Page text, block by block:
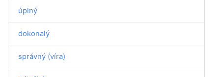
úplný
dokonalý
správný (víra)